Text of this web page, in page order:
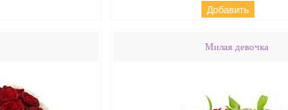
Милая девочка